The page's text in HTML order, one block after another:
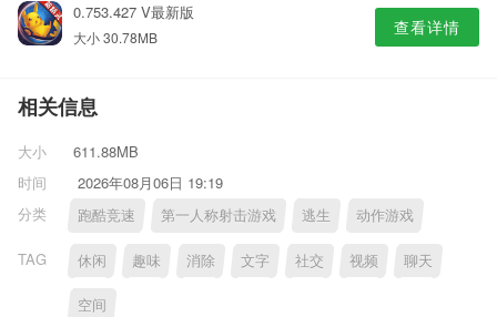
0.753.427 V最新版
大小 30.78MB 查看详情
相关信息
大小
611.88MB
时间
2026年08月06日 19:19
分类
跑酷竞速 第一人称射击游戏 逃生 动作游戏
TAG 休闲 趣味 消除 文字 社交 视频 聊天
空间